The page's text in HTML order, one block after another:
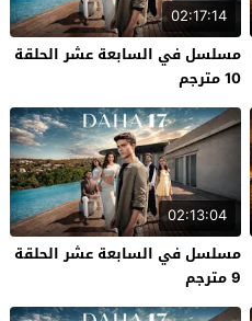
02:17:14
مسلسل في السابعة عشر الحلقة
10 مترجم
02:13:04
مسلسل في السابعة عشر الحلقة
9 مترجم